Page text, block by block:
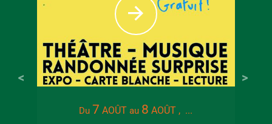
Du 7 AOÛT au 8 AOÛT , ...